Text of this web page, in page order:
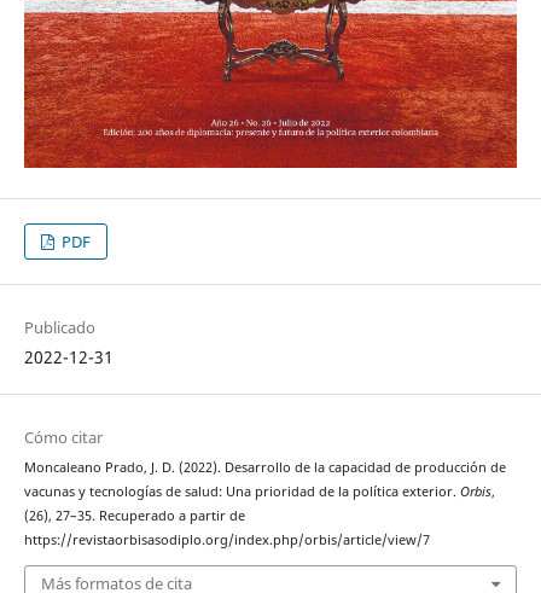
PDF
Publicado
2022-12-31
Cómo citar
Moncaleano Prado, J. D. (2022). Desarrollo de la capacidad de producción de
vacunas y tecnologías de salud: Una prioridad de la política exterior. Orbis,
(26), 27–35. Recuperado a partir de
https://revistaorbisasodiplo.org/index.php/orbis/article/view/7
Más formatos de cita